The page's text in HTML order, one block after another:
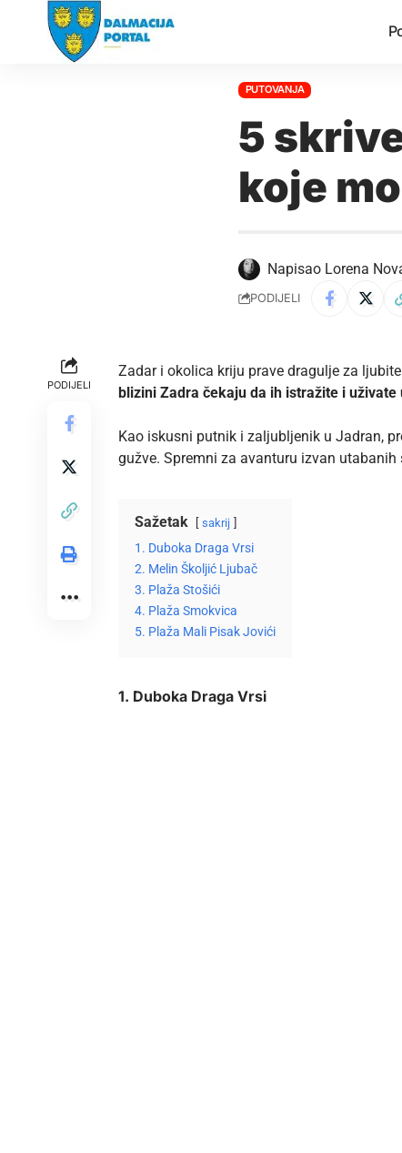
PUTOVANJA
5
koje
Napisao Lorena
PODIJELI
PODIJELI
Zadar i okolica kriju prave dragulje za
blizini Zadra čekaju da ih istražite i uživate
Kao iskusni putnik i zaljubljenik u Jadran,
gužve. Spremni za avanturu izvan utabanih
Sažetak sakrij
1. Duboka Draga Vrsi
2. Melin Školjić Ljubač
3. Plaža Stošići
4. Plaža Smokvica
5. Plaža Mali Pisak Jovići
1. Duboka Draga Vrsi